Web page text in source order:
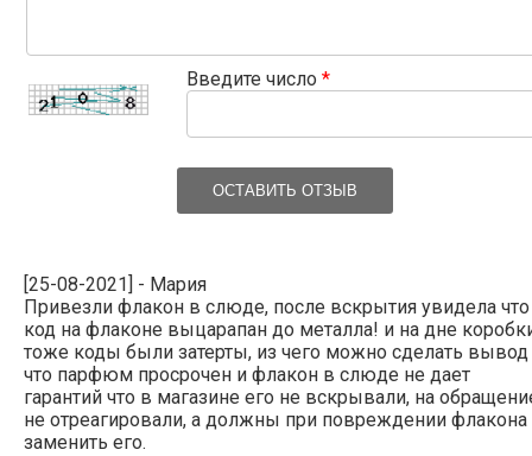
Введите число *
ОСТАВИТЬ ОТЗЫВ
[25-08-2021] - Мария
Привезли флакон в слюде, после вскрытия увидела что
код на флаконе выцарапан до металла! и на дне
тоже коды были затерты, из чего можно сделать вывод
что парфюм просрочен и флакон в слюде не дает
гарантий что в магазине его не вскрывали, на
не отреагировали, а должны при повреждении флакона
заменить его.